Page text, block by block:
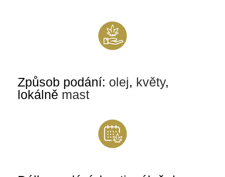
Způsob podání: olej, květy,
lokálně mast